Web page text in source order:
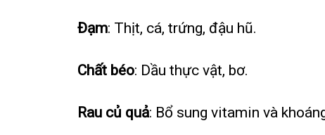
Đạm: Thịt, cá, trứng, đậu hũ.
Chất béo: Dầu thực vật, bơ.
Rau củ quả: Bổ sung vitamin và